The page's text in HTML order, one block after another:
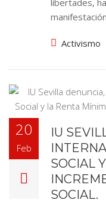
libertades,
Activismo
20
Feb
IU
SOCIAL
SOCIAL.